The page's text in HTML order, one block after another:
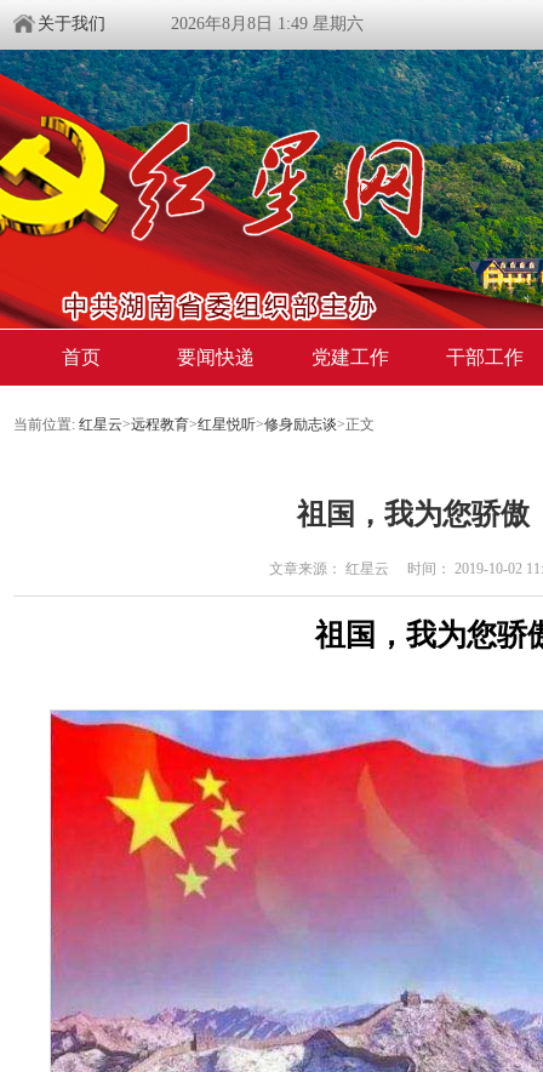
关于我们 2026年8月8日 1:49 星期六
首页 要闻快递 党建工作 干部工作
当前位置: 红星云>远程教育>红星悦听>修身励志谈>正文
祖国，我为您骄傲
文章来源： 红星云 时间： 2019-10-02
祖国，我为您骄